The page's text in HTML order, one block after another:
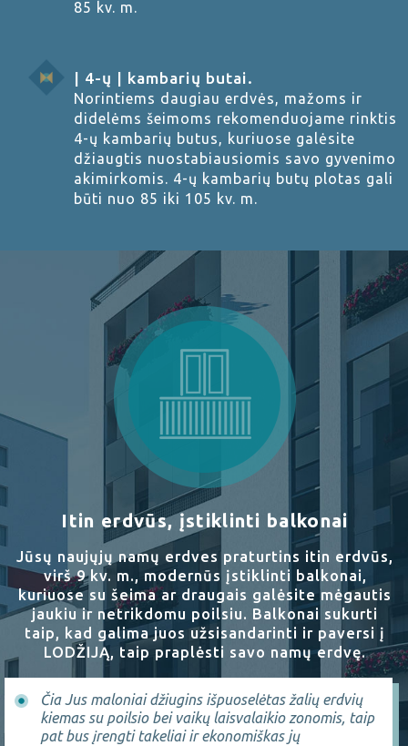
85 kv. m.
| 4-ų | kambarių butai.
Norintiems daugiau erdvės, mažoms ir
didelėms šeimoms rekomenduojame rinktis
4-ų kambarių butus, kuriuose galėsite
džiaugtis nuostabiausiomis savo gyvenimo
akimirkomis. 4-ų kambarių butų plotas gali
būti nuo 85 iki 105 kv. m.
Itin erdvūs, įstiklinti balkonai
Jūsų naujųjų namų erdves praturtins itin erdvūs,
virš 9 kv. m., modernūs įstiklinti balkonai,
kuriuose su šeima ar draugais galėsite mėgautis
jaukiu ir netrikdomu poilsiu. Balkonai sukurti
taip, kad galima juos užsisandarinti ir paversi į
LODŽIJĄ, taip praplėsti savo namų erdvę.
Čia Jus maloniai džiugins išpuoselėtas žalių erdvių
kiemas su poilsio bei vaikų laisvalaikio zonomis, taip
pat bus įrengti takeliai ir ekonomiškas jų